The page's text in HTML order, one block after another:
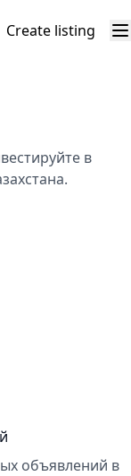
Create listing
в
объявлений в